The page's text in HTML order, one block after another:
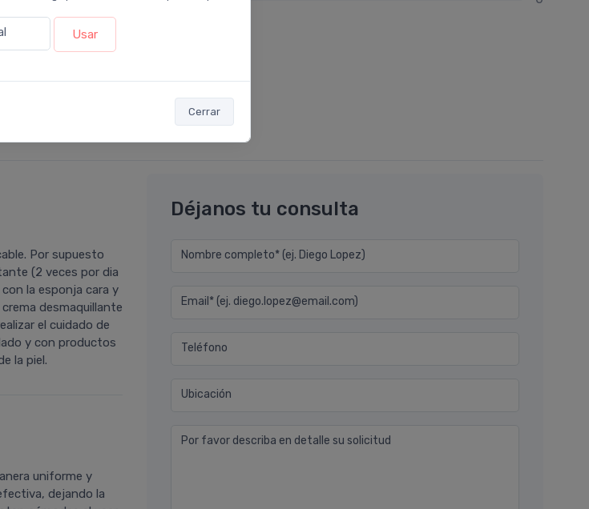
Usar
Cerrar
Por supuesto
(2 veces por dia
la esponja cara y
desmaquillante
el cuidado de
y con productos
la piel.
uniforme y
dejando la
Déjanos tu consulta
Nombre completo* (ej. Diego Lopez)
Email* (ej. diego.lopez@email.com)
Teléfono
Ubicación
Por favor describa en detalle su solicitud